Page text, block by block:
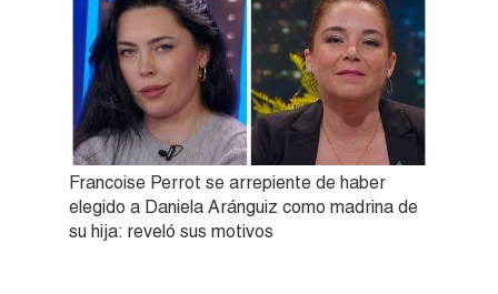
Francoise Perrot se arrepiente de haber
elegido a Daniela Aránguiz como madrina de
su hija: reveló sus motivos